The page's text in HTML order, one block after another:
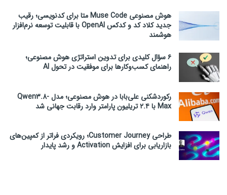
هوش مصنوعی Muse Code متا برای کدنویسی؛ رقیب
جدید کلاد کد و کدکس OpenAI با قابلیت توسعه نرم‌افزار
هوشمند
۶ سؤال کلیدی برای تدوین استراتژی هوش مصنوعی؛
راهنمای کسب‌وکارها برای موفقیت در تحول AI
رکوردشکنی علی‌بابا در هوش مصنوعی؛ مدل Qwen3.8-
Max با ۲.۴ تریلیون پارامتر وارد رقابت جهانی شد
طراحی Customer Journey؛ رویکردی فراتر از کمپین‌های
بازاریابی برای افزایش Activation و رشد پایدار